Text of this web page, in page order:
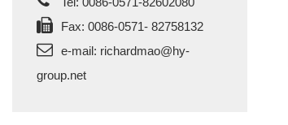
Fax: 0086-0571- 82758132
e-mail: richardmao@hy-
group.net